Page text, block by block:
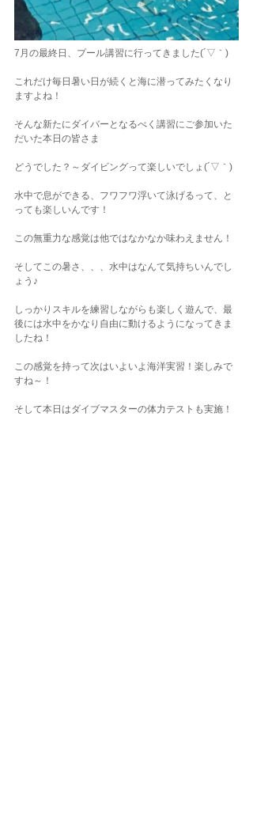
7月の最終日、プール講習に行ってきました(´▽｀)
これだけ毎日暑い日が続くと海に潜ってみたくなり
ますよね！
そんな新たにダイバーとなるべく講習にご参加いた
だいた本日の皆さま
どうでした？～ダイビングって楽しいでしょ(´▽｀)
水中で息ができる、フワフワ浮いて泳げるって、と
っても楽しいんです！
この無重力な感覚は他ではなかなか味わえません！
そしてこの暑さ、、、水中はなんて気持ちいんでし
ょう♪
しっかりスキルを練習しながらも楽しく遊んで、最
後には水中をかなり自由に動けるようになってきま
したね！
この感覚を持って次はいよいよ海洋実習！楽しみで
すね～！
そして本日はダイブマスターの体力テストも実施！